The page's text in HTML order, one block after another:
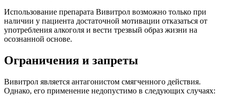
Использование препарата Вивитрол возможно только при
наличии у пациента достаточной мотивации отказаться от
употребления алкоголя и вести трезвый образ жизни на
осознанной основе.
Ограничения и запреты
Вивитрол является антагонистом смягченного действия.
Однако, его применение недопустимо в следующих случаях: